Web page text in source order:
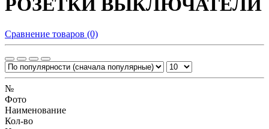
РОЗЕТКИ ВЫКЛЮЧАТЕЛИ
Сравнение товаров (0)
№
Фото
Наименование
Кол-во